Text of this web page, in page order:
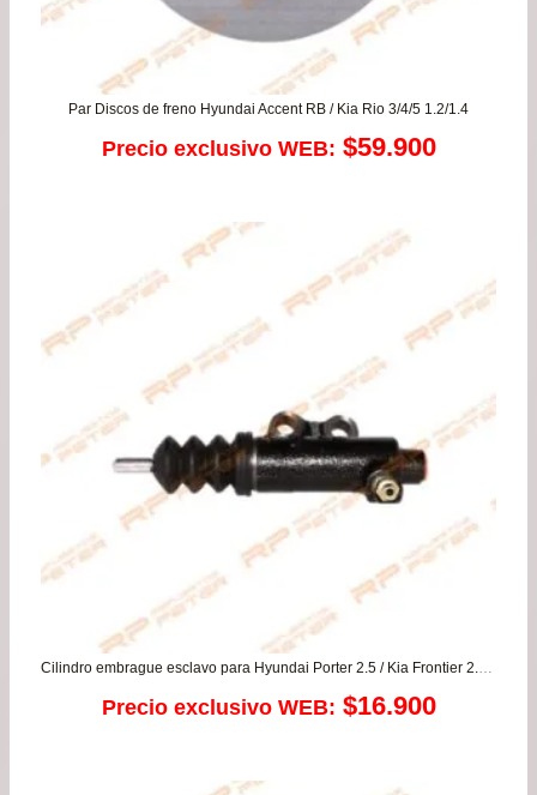
Par Discos de freno Hyundai Accent RB / Kia Rio 3/4/5 1.2/1.4
Precio exclusivo WEB: $59.900
Cilindro embrague esclavo para Hyundai Porter 2.5 / Kia Frontier 2.5 – Bongo
Precio exclusivo WEB: $16.900